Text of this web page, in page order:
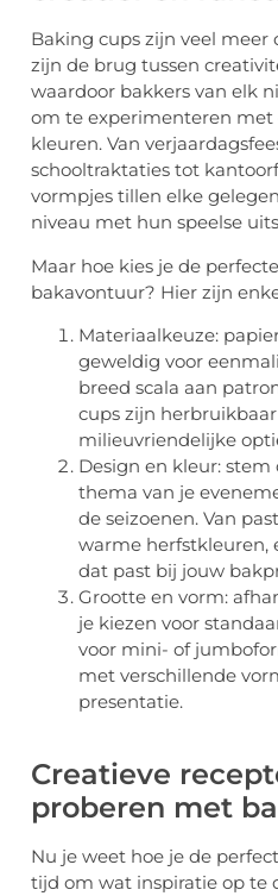
Baking cups zijn veel meer
zijn de brug tussen
waardoor bakkers van elk
om te experimenteren met
kleuren. Van
schooltraktaties tot
vormpjes tillen elke
niveau met hun speelse
Maar hoe kies je de perfecte
bakavontuur? Hier zijn
Materiaalkeuze:
geweldig voor
breed scala aan
cups zijn
milieuvriendelijke
Design en kleur:
thema van je
de seizoenen. Van
warme herfstkleuren,
dat past bij jouw
Grootte en vorm:
je kiezen voor
voor mini- of
met verschillende
presentatie.
Creatieve
proberen met
Nu je weet hoe je de
tijd om wat inspiratie op te